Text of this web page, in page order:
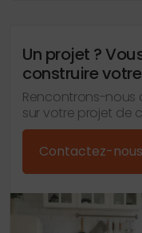
Un projet ?
construire
Rencontrons-nous
sur votre projet de
Contactez-